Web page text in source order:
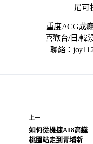
尼可
重度ACG成
喜歡台/日/韓
聯絡：
上一
如何從機捷A18高鐵
桃園站走到青埔新